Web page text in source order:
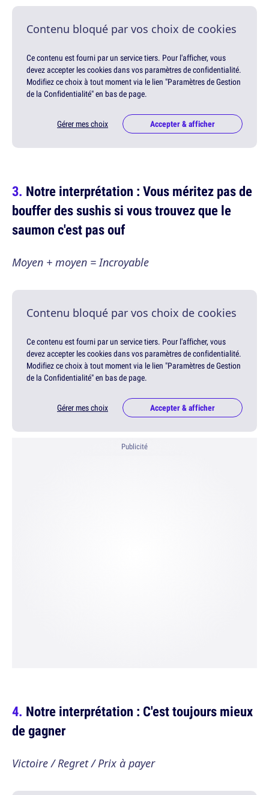
Contenu bloqué par vos choix de cookies
Ce contenu est fourni par un service tiers. Pour l'afficher, vous
devez accepter les cookies dans vos paramètres de confidentialité.
Modifiez ce choix à tout moment via le lien "Paramètres de Gestion
de la Confidentialité" en bas de page.
Gérer mes choix Accepter & afficher
Notre interprétation : Vous méritez pas de
bouffer des sushis si vous trouvez que le
saumon c'est pas ouf
Moyen + moyen = Incroyable
Contenu bloqué par vos choix de cookies
Ce contenu est fourni par un service tiers. Pour l'afficher, vous
devez accepter les cookies dans vos paramètres de confidentialité.
Modifiez ce choix à tout moment via le lien "Paramètres de Gestion
de la Confidentialité" en bas de page.
Gérer mes choix Accepter & afficher
Publicité
Notre interprétation : C'est toujours mieux
de gagner
Victoire / Regret / Prix à payer